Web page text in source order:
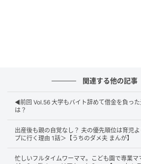
関連する他の記事
◀︎前回 Vol.56 大学もバイト辞めて借金を負っ
は？
出産後も親の自覚なし？ 夫の優先順位は育児
プに行く理由 1話＞【うちのダメ夫 まんが】
忙しいフルタイムワーママ。こども園で専業マ